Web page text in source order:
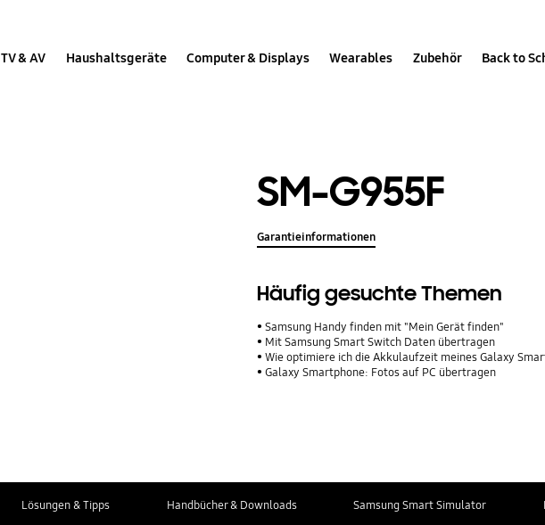
TV & AV Haushaltsgeräte Computer & Displays Wearables Zubehör Back to
SM-G955F
Garantieinformationen
Häufig gesuchte Themen
Samsung Handy finden mit "Mein Gerät finden"
Mit Samsung Smart Switch Daten übertragen
Wie optimiere ich die Akkulaufzeit meines Galaxy
Galaxy Smartphone: Fotos auf PC übertragen
Lösungen & Tipps Handbücher & Downloads Samsung Smart Simulator